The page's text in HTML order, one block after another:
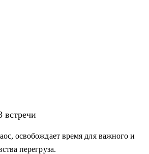
встречи
освобождает время для важного и
перегруза.